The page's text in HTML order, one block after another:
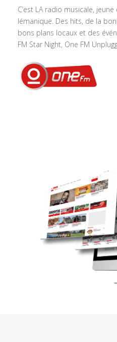
C’est LA radio musicale,
lémanique. Des hits, de la
bons plans locaux et des
FM Star Night, One FM